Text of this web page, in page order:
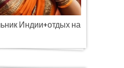
Индии+отдых на